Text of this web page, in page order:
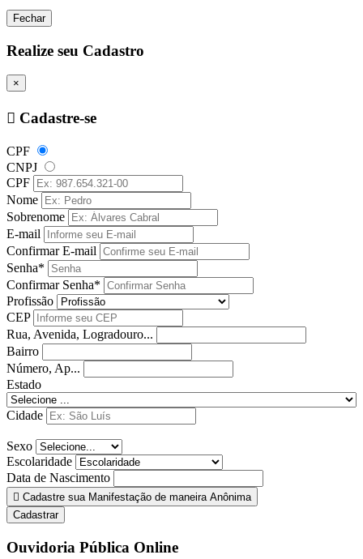
Fechar
Realize seu Cadastro
×
Cadastre-se
CPF
CNPJ
CPF
Nome
Sobrenome
E-mail
Confirmar E-mail
Senha*
Confirmar Senha*
Profissão
CEP
Rua, Avenida, Logradouro...
Bairro
Número, Ap...
Estado
Cidade
Sexo
Escolaridade
Data de Nascimento
Cadastre sua Manifestação de maneira Anônima
Cadastrar
Ouvidoria Pública Online